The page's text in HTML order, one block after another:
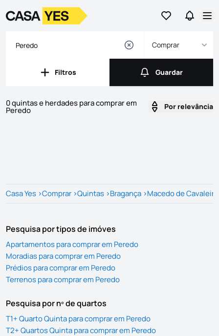
Ir para osIr para
LogoIr para a homepage
Comprar
Filtros
Filtros Guardar
Guardar
0 quintas e herdades para comprar em
Peredo Por relevância
Casa Yes >Comprar >Quintas >Bragança >Macedo de
Pesquisa por tipos de imóves
Apartamentos para comprar em Peredo
Moradias para comprar em Peredo
Prédios para comprar em Peredo
Terrenos para comprar em Peredo
Pesquisa por nº de quartos
T1+ Quarto Quinta para comprar em Peredo
T2+ Quartos Quinta para comprar em Peredo